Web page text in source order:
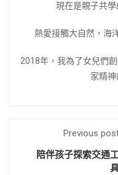
現在是親子共學
熱愛接觸大自然，海
2018年，我為了女兒們
家精神
Previous
陪伴孩子探索交通